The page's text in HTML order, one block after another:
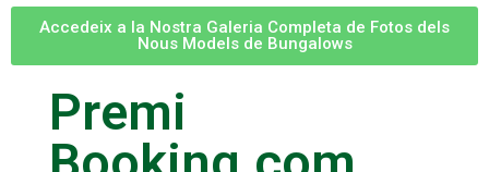
CONTACTE
Accedeix a la Nostra Galeria Completa de Fotos dels
Nous Models de Bungalows
Premi